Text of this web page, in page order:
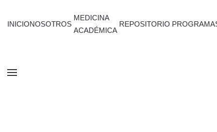
INICIONOSOTROS
MEDICINA
ACADÉMICA
REPOSITORIO